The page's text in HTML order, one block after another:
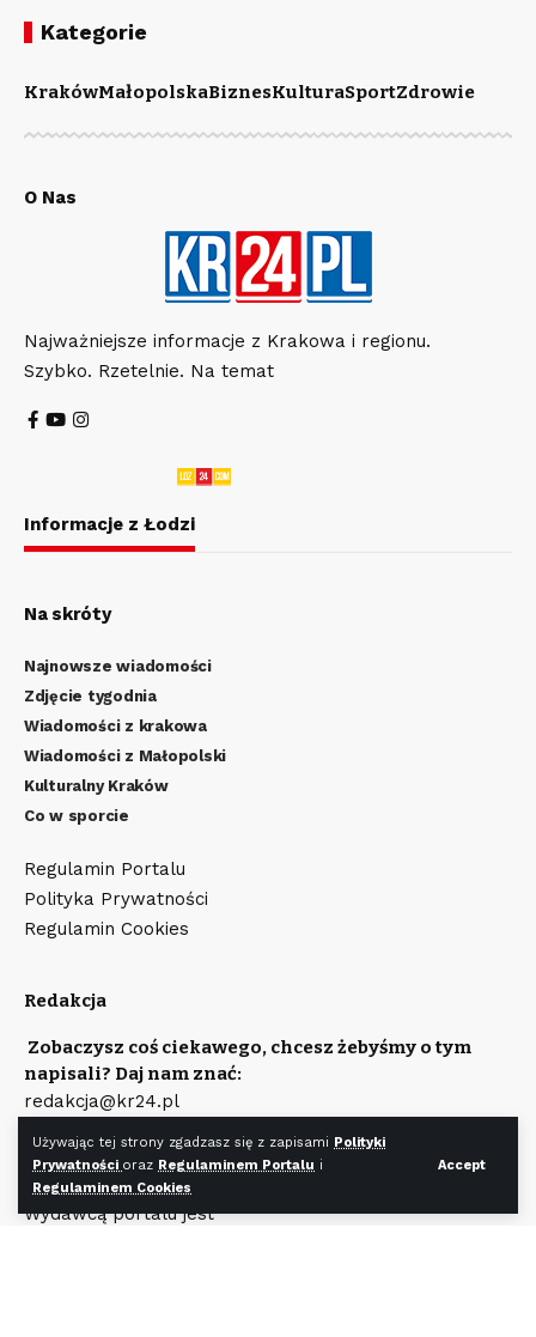
Używając tej strony zgadzasz się z zapisami Polityki
Prywatności oraz Regulaminem Portalu i
Regulaminem Cookies
Accept
Kategorie
KrakówMałopolskaBiznesKulturaSportZdrowie
O Nas
Najważniejsze informacje z Krakowa i regionu.
Szybko. Rzetelnie. Na temat
Informacje z Łodzi
Na skróty
Najnowsze wiadomości
Zdjęcie tygodnia
Wiadomości z krakowa
Wiadomości z Małopolski
Kulturalny Kraków
Co w sporcie
Regulamin Portalu
Polityka Prywatności
Regulamin Cookies
Redakcja
Zobaczysz coś ciekawego, chcesz żebyśmy o tym
napisali? Daj nam znać:
redakcja@kr24.pl
Napisz:
reklama@kr24.pl
Wydawcą portalu jest